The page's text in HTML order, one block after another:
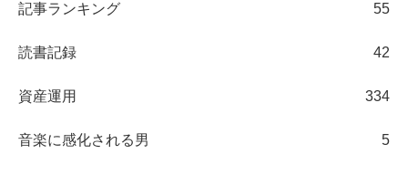
記事ランキング 55
読書記録 42
資産運用 334
音楽に感化される男 5